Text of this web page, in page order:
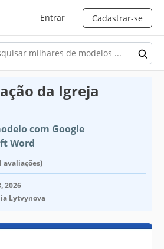
Entrar Cadastrar-se
da Igreja
com Google
Word
avaliações)
2026
Lytvynova